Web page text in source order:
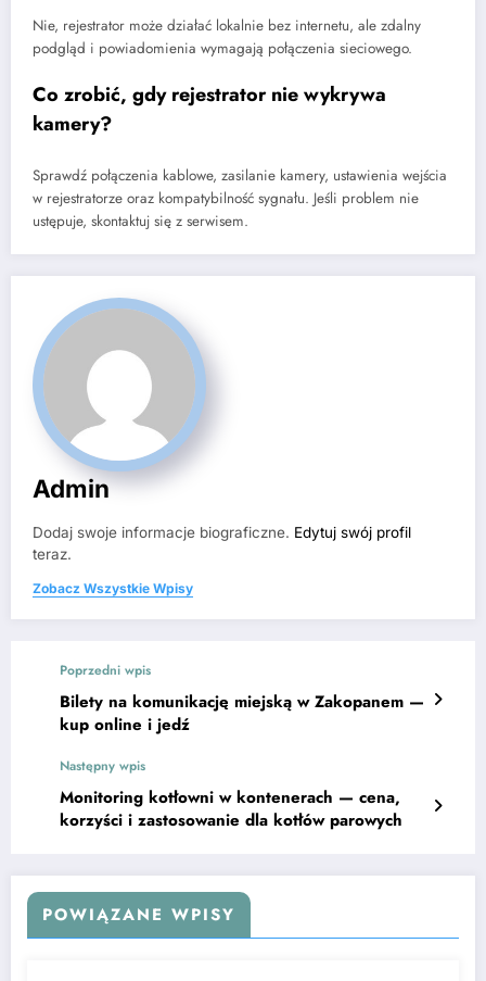
Nie, rejestrator może działać lokalnie bez internetu, ale zdalny
podgląd i powiadomienia wymagają połączenia sieciowego.
Co zrobić, gdy rejestrator nie wykrywa
kamery?
Sprawdź połączenia kablowe, zasilanie kamery, ustawienia wejścia
w rejestratorze oraz kompatybilność sygnału. Jeśli problem nie
ustępuje, skontaktuj się z serwisem.
Admin
Dodaj swoje informacje biograficzne. Edytuj swój profil
teraz.
Zobacz Wszystkie Wpisy
Poprzedni wpis
Bilety na komunikację miejską w Zakopanem —
kup online i jedź
Następny wpis
Monitoring kotłowni w kontenerach — cena,
korzyści i zastosowanie dla kotłów parowych
POWIĄZANE WPISY